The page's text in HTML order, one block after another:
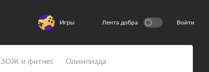
Игры Лента добра Войти
ЗОЖ и фитнес Олимпиада